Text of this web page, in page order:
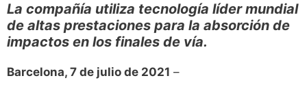
La compañía utiliza tecnología líder mundial
de altas prestaciones para la absorción de
impactos en los finales de vía.
Barcelona, 7 de julio de 2021 –